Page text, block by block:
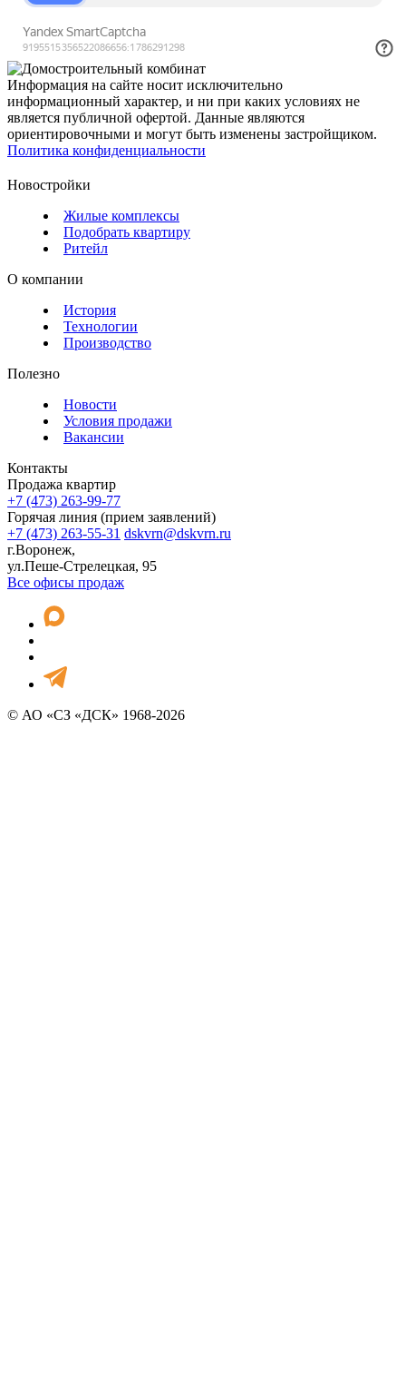
Информация на сайте носит исключительно
информационный характер, и ни при каких условиях не
является публичной офертой. Данные являются
ориентировочными и могут быть изменены застройщиком.
Политика конфиденциальности
Новостройки
Жилые комплексы
Подобрать квартиру
Ритейл
О компании
История
Технологии
Производство
Полезно
Новости
Условия продажи
Вакансии
Контакты
Продажа квартир
+7 (473) 263-99-77
Горячая линия (прием заявлений)
+7 (473) 263-55-31 dskvrn@dskvrn.ru
г.Воронеж,
ул.Пеше-Стрелецкая, 95
Все офисы продаж
© АО «СЗ «ДСК» 1968-2026